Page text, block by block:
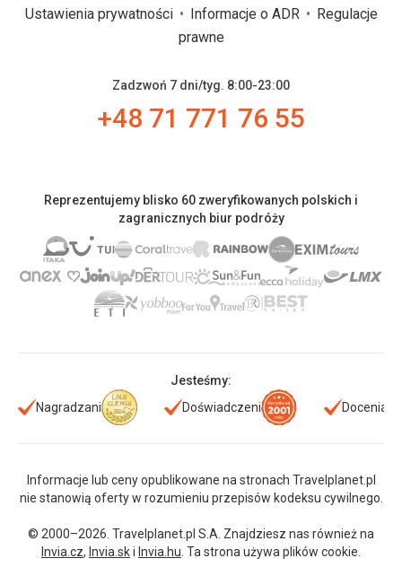
Ustawienia prywatności
Informacje o ADR
Regulacje
prawne
Zadzwoń 7 dni/tyg. 8:00-23:00
+48 71 771 76 55
Reprezentujemy blisko 60 zweryfikowanych polskich i
zagranicznych biur podróży
Jesteśmy:
Nagradzani
Doświadczeni Doceniani
Informacje lub ceny opublikowane na stronach Travelplanet.pl
nie stanowią oferty w rozumieniu przepisów kodeksu cywilnego.
© 2000–2026. Travelplanet.pl S.A. Znajdziesz nas również na
Invia.cz, Invia.ski Invia.hu . Ta strona używa plików cookie.